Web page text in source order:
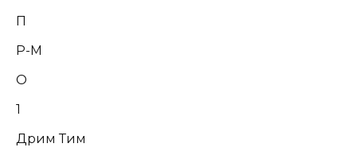
П
Р-М
О
1
Дрим Тим